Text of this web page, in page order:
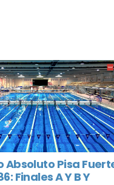
Absoluto Pisa
Finales A Y B Y